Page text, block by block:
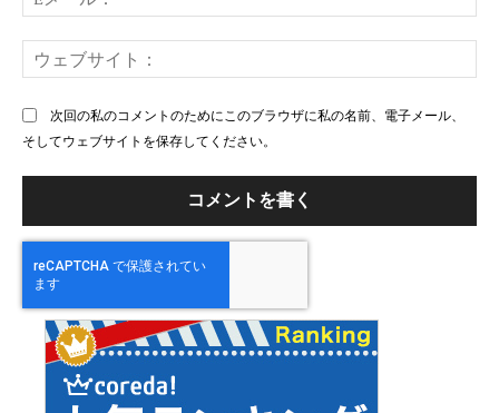
メ
ー
ェ
次回の私のコメントのためにこのブラウザに私の名前、電子メール、
そしてウェブサイトを保存してください。